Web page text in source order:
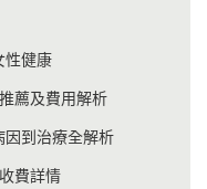
性健康
薦及費用解析
因到治療全解析
費詳情